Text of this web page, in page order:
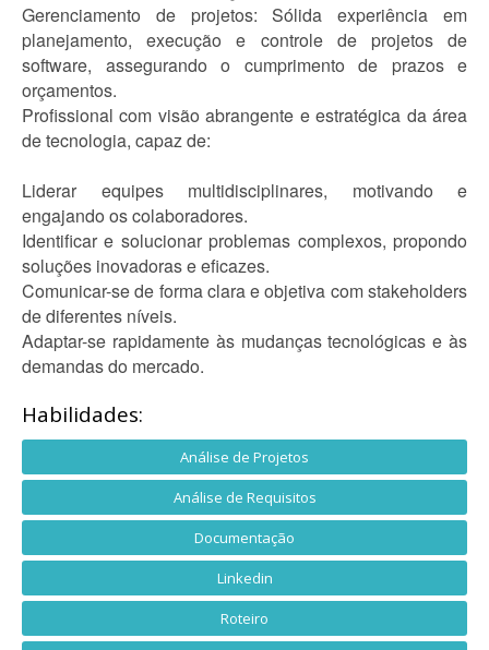
Gerenciamento de projetos: Sólida experiência em
planejamento, execução e controle de projetos de
software, assegurando o cumprimento de prazos e
orçamentos.
Profissional com visão abrangente e estratégica da área
de tecnologia, capaz de:
Liderar equipes multidisciplinares, motivando e
engajando os colaboradores.
Identificar e solucionar problemas complexos, propondo
soluções inovadoras e eficazes.
Comunicar-se de forma clara e objetiva com stakeholders
de diferentes níveis.
Adaptar-se rapidamente às mudanças tecnológicas e às
demandas do mercado.
Habilidades:
Análise de Projetos
Análise de Requisitos
Documentação
Linkedin
Roteiro